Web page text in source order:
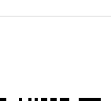
5.499,00€